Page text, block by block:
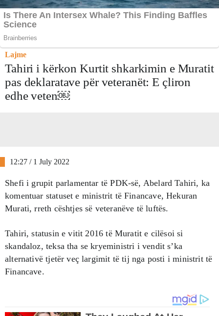
Lajme
Tahiri i kërkon Kurtit shkarkimin e Muratit
pas deklaratave për veteranët: E çliron
edhe veten￼
12:27 / 1 July 2022
Shefi i grupit parlamentar të PDK-së, Abelard Tahiri, ka
komentuar statuset e ministrit të Financave, Hekuran
Murati, rreth cështjes së veteranëve të luftës.
Tahiri, statusin e vitit 2016 të Muratit e cilësoi si
skandaloz, teksa tha se kryeministri i vendit s’ka
alternativë tjetër veç largimit të tij nga posti i ministrit të
Financave.